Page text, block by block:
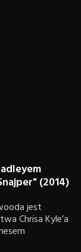
(2014)
jest
Chrisa Kyle’a